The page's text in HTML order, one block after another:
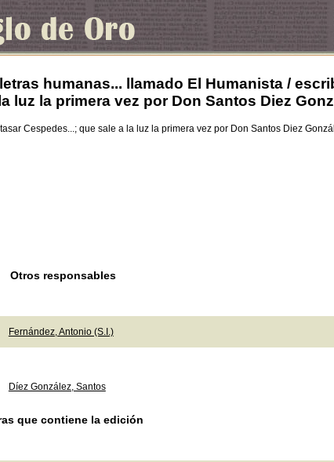
humanas... llamado El Humanista /
luz la primera vez por Don Santos Diez
Cespedes...; que sale a la luz la primera vez por Don Santos Diez
Otros responsables
Fernández, Antonio (S.I.)
Díez González, Santos
que contiene la edición